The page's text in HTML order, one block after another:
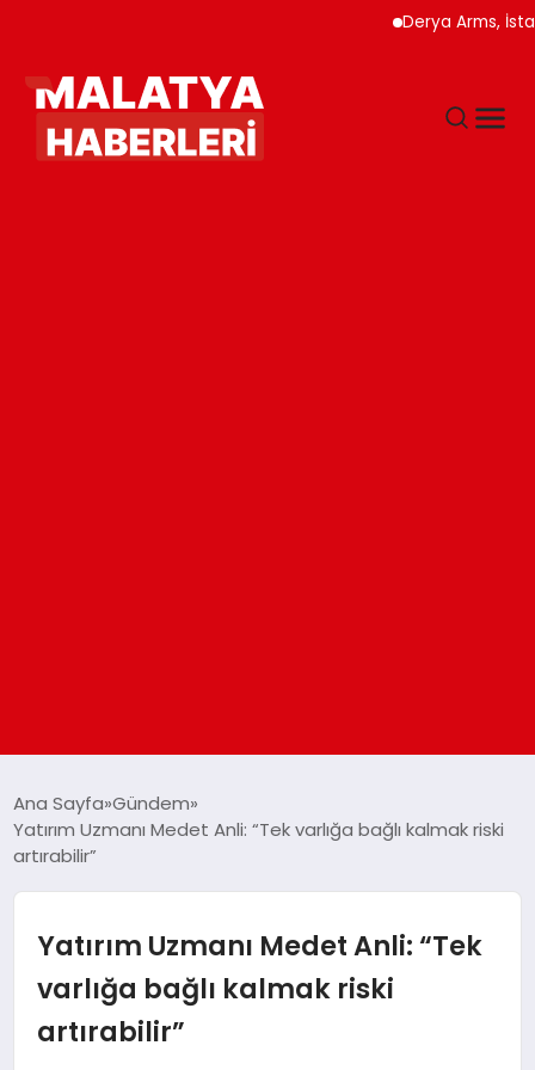
Derya Arms, İstanbul
GÜNDEM
DÜNYA
EĞITIM
Ana Sayfa Gündem
Yatırım Uzmanı Medet Anli: “Tek varlığa bağlı kalmak riski
artırabilir”
Yatırım Uzmanı Medet Anli: “Tek
varlığa bağlı kalmak riski
artırabilir”